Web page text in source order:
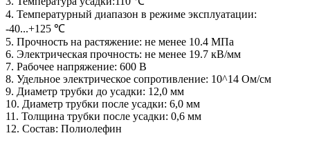
4. Температурный диапазон в режиме эксплуатации:
-40...+125 ℃
5. Прочность на растяжение: не менее 10.4 МПа
6. Электрическая прочность: не менее 19.7 кВ/мм
7. Рабочее напряжение: 600 В
8. Удельное электрическое сопротивление: 10^14 Ом/см
9. Диаметр трубки до усадки: 12,0 мм
10. Диаметр трубки после усадки: 6,0 мм
11. Толщина трубки после усадки: 0,6 мм
12. Состав: Полиолефин